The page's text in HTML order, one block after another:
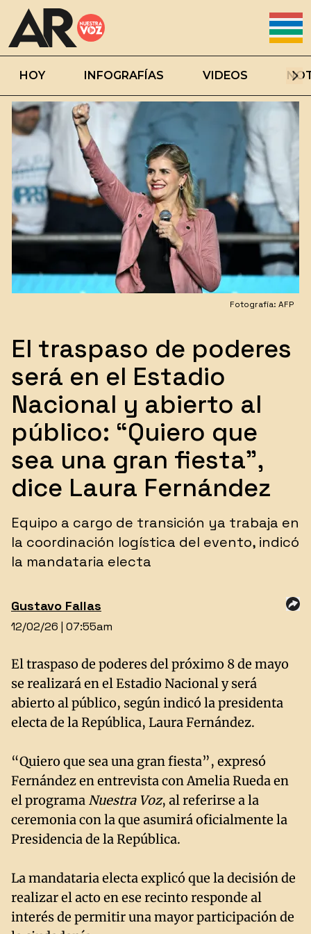
HOY INFOGRAFÍAS VIDEOS
Fotografía: AFP
El traspaso de poderes
será en el Estadio
Nacional y abierto al
público: “Quiero que
sea una gran fiesta”,
dice Laura Fernández
Equipo a cargo de transición ya trabaja en
la coordinación logística del evento, indicó
la mandataria electa
Gustavo Fallas
12/02/26 | 07:55am
El traspaso de poderes del próximo 8 de mayo
se realizará en el Estadio Nacional y será
abierto al público, según indicó la presidenta
electa de la República, Laura Fernández.
“Quiero que sea una gran fiesta”, expresó
Fernández en entrevista con Amelia Rueda en
el programa Nuestra Voz, al referirse a la
ceremonia con la que asumirá oficialmente la
Presidencia de la República.
La mandataria electa explicó que la decisión de
realizar el acto en ese recinto responde al
interés de permitir una mayor participación de